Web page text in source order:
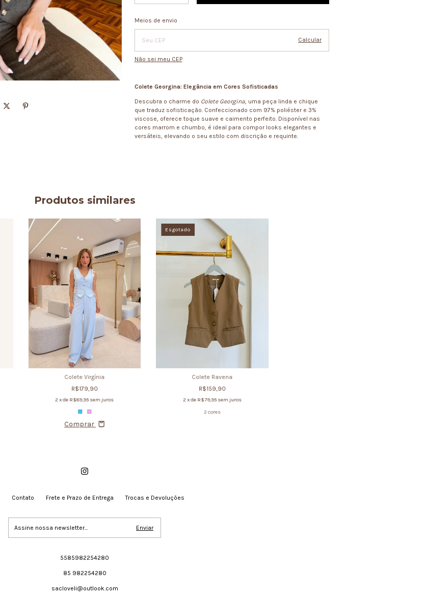
Entregas para o CEP:
Meios de envio
Calcular
Não sei meu CEP
Colete Georgina: Elegância em Cores Sofisticadas
Descubra o charme do Colete Georgina, uma peça linda e chique
que traduz sofisticação. Confeccionado com 97% poliéster e 3%
viscose, oferece toque suave e caimento perfeito. Disponível nas
cores marrom e chumbo, é ideal para compor looks elegantes e
versáteis, elevando o seu estilo com discrição e requinte.
Produtos similares
Colete Virgínia
R$179,90
2 x de R$89,95 sem juros
Comprar
Esgotado
Colete Ravena
R$159,90
2x de R$79,95 sem juros
2 cores
Contato Frete e Prazo de Entrega Trocas e Devoluções
5585982254280
85 982254280
sacloveli@outlook.com